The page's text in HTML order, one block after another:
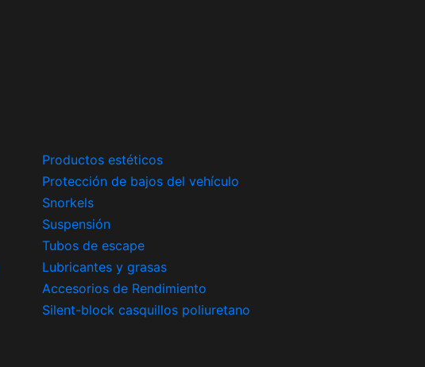
Productos estéticos
Protección de bajos del vehículo
Snorkels
Suspensión
Tubos de escape
Lubricantes y grasas
Accesorios de Rendimiento
Silent-block casquillos poliuretano